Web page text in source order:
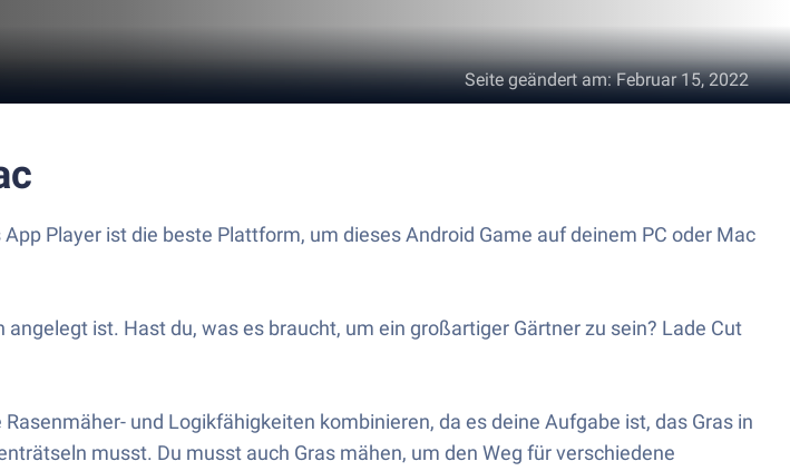
Seite geändert am:Februar 15, 2022
Player ist die beste Plattform, um dieses Android Game auf deinem PC oder Mac
ist. Hast du, was es braucht, um ein großartiger Gärtner zu sein? Lade Cut
und Logikfähigkeiten kombinieren, da es deine Aufgabe ist, das Gras in
musst. Du musst auch Gras mähen, um den Weg für verschiedene